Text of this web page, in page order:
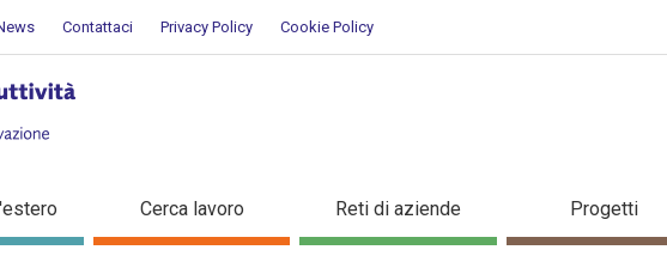
Contattaci Privacy Policy Cookie Policy
IL RIUTILIZZO: MODELLO
Cerca lavoro Reti di aziende Progetti